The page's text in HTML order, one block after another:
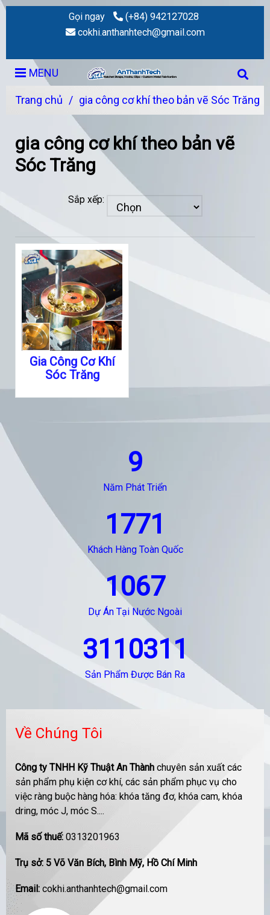
Gọi ngay
(+84) 942127028
cokhi.anthanhtech@gmail.com
MENU
Trang chủ / gia công cơ khí theo bản vẽ Sóc Trăng
gia công cơ khí theo bản vẽ
Sóc Trăng
Sắp xếp:
Gia Công Cơ Khí
Sóc Trăng
9
Năm Phát Triển
1771
Khách Hàng Toàn Quốc
1067
Dự Án Tại Nước Ngoài
3110311
Sản Phẩm Được Bán Ra
Về Chúng Tôi
Công ty TNHH Kỹ Thuật An Thành chuyên sản xuất các
sản phẩm phụ kiện cơ khí, các sản phẩm phục vụ cho
việc ràng buộc hàng hóa: khóa tăng đơ, khóa cam, khóa
dring, móc J, móc S....
Mã số thuế: 0313201963
Trụ sở: 5 Võ Văn Bích, Bình Mỹ, Hồ Chí Minh
Email: cokhi.anthanhtech@gmail.com